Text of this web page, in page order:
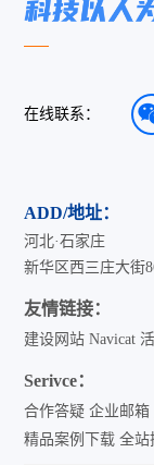
在线联系：
ADD/地址：
河北·石家庄
新华区西三庄大街
友情链接：
建设网站 Navicat
Serivce：
合作答疑 企业邮箱
精品案例下载 全站